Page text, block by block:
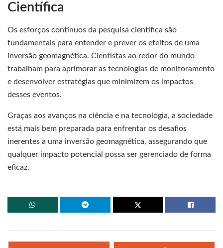
Científica
Os esforços contínuos da pesquisa científica são
fundamentais para entender e prever os efeitos de uma
inversão geomagnética. Cientistas ao redor do mundo
trabalham para aprimorar as tecnologias de monitoramento
e desenvolver estratégias que minimizem os impactos
desses eventos.
Graças aos avanços na ciência e na tecnologia, a sociedade
está mais bem preparada para enfrentar os desafios
inerentes a uma inversão geomagnética, assegurando que
qualquer impacto potencial possa ser gerenciado de forma
eficaz.